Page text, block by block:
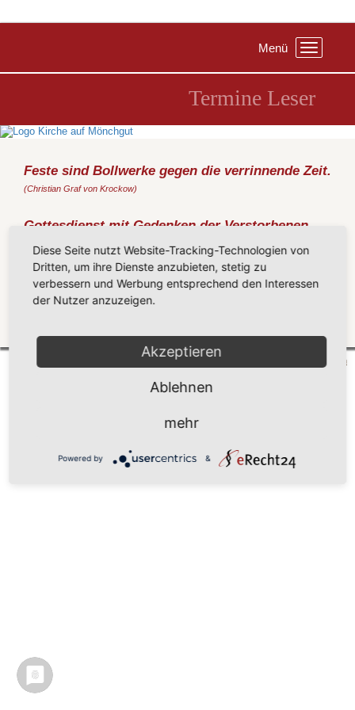
Toggle
Menü
Termine Leser
Feste sind Bollwerke gegen die verrinnende Zeit.
(Christian Graf von Krockow)
Gottesdienst mit Gedenken der Verstorbenen
und Abendmahl
Sonntag, 20.11.2016 , 11:00 Uhr, Kirche Baabe
(Metz)
Wahl des Kirchengemeinderats für den Wahlbezirk Baabe.
Datenschutzerklärung vicon
Diese Seite nutzt Website-Tracking-Technologien von
Dritten, um ihre Dienste anzubieten, stetig zu
verbessern und Werbung entsprechend den Interessen
der Nutzer anzuzeigen.
Akzeptieren
Ablehnen
mehr
Powered by &